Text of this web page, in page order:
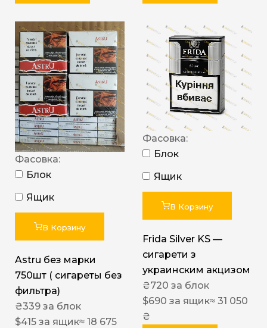
Фасовка:
Блок
Ящик
В Корзину
Astru без марки
750шт ( сигареты без
фильтра)
₴339 за блок
$415 за ящик≈ 18 675
Фасовка:
Блок
Ящик
В Корзину
Frida Silver KS —
сигарети з
украинским акцизом
₴720 за блок
$690 за ящик≈ 31 050
₴